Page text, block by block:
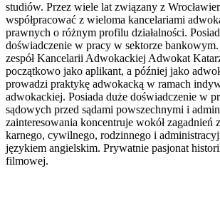
studiów. Przez wiele lat związany z
współpracować z wieloma kancelariami
prawnych o różnym profilu działalności.
doświadczenie w pracy w sektorze
zespół Kancelarii Adwokackiej Adwokat
początkowo jako aplikant, a później jako
prowadzi praktykę adwokacką w ramach
adwokackiej. Posiada duże doświadczenie w
sądowych przed sądami powszechnymi i
zainteresowania koncentruje wokół zagadnień
karnego, cywilnego, rodzinnego i
językiem angielskim. Prywatnie pasjonat
filmowej.